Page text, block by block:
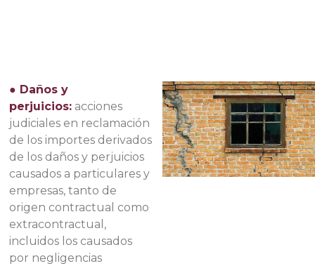
● Daños y
perjuicios: acciones
judiciales en reclamación
de los importes derivados
de los daños y perjuicios
causados a particulares y
empresas, tanto de
origen contractual como
extracontractual,
incluidos los causados
por negligencias